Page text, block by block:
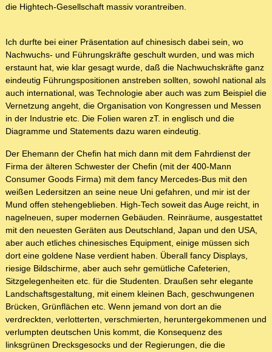
die Hightech-Gesellschaft massiv vorantreiben.
Ich durfte bei einer Präsentation auf chinesisch dabei sein, wo
Nachwuchs- und Führungskräfte geschult wurden, und was mich
erstaunt hat, wie klar gesagt wurde, daß die Nachwuchskräfte ganz
eindeutig Führungspositionen anstreben sollten, sowohl national als
auch international, was Technologie aber auch was zum Beispiel die
Vernetzung angeht, die Organisation von Kongressen und Messen
in der Industrie etc. Die Folien waren zT. in englisch und die
Diagramme und Statements dazu waren eindeutig.
Der Ehemann der Chefin hat mich dann mit dem Fahrdienst der
Firma der älteren Schwester der Chefin (mit der 400-Mann
Consumer Goods Firma) mit dem fancy Mercedes-Bus mit den
weißen Ledersitzen an seine neue Uni gefahren, und mir ist der
Mund offen stehengeblieben. High-Tech soweit das Auge reicht, in
nagelneuen, super modernen Gebäuden. Reinräume, ausgestattet
mit den neuesten Geräten aus Deutschland, Japan und den USA,
aber auch etliches chinesisches Equipment, einige müssen sich
dort eine goldene Nase verdient haben. Überall fancy Displays,
riesige Bildschirme, aber auch sehr gemütliche Cafeterien,
Sitzgelegenheiten etc. für die Studenten. Draußen sehr elegante
Landschaftsgestaltung, mit einem kleinen Bach, geschwungenen
Brücken, Grünflächen etc. Wenn jemand von dort an die
verdreckten, verlotterten, verschmierten, heruntergekommenen und
verlumpten deutschen Unis kommt, die Konsequenz des
linksgrünen Drecksgesocks und der Regierungen, die die